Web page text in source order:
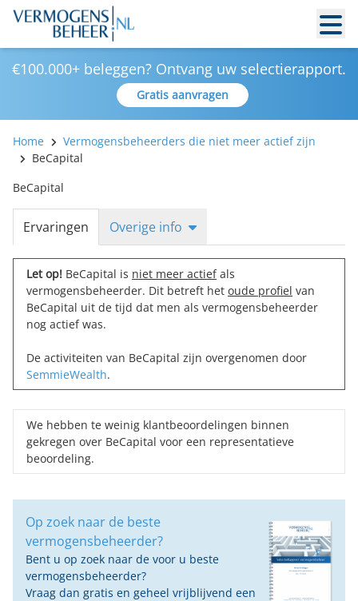
€100.000+ beleggen? Ontvang uw selectierapport.
Gratis aanvragen
Home
Vermogensbeheerders die niet meer actief zijn
BeCapital
BeCapital
Ervaringen Overige info
Let op! BeCapital is niet meer actiefals
vermogensbeheerder. Dit betreft het oude profiel van
BeCapital uit de tijd dat men als vermogensbeheerder
nog actief was.
De activiteiten van BeCapital zijn overgenomen door
SemmieWealth.
We hebben te weinig klantbeoordelingen binnen
gekregen over BeCapital voor een representatieve
beoordeling.
Op zoek naar de beste
vermogensbeheerder?
Bent u op zoek naar de voor u beste
vermogensbeheerder?
Vraag dan gratis en geheel vrijblijvend een